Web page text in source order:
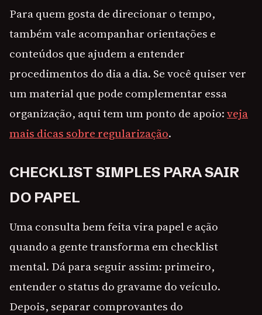
Para quem gosta de direcionar o tempo,
também vale acompanhar orientações e
conteúdos que ajudem a entender
procedimentos do dia a dia. Se você quiser ver
um material que pode complementar essa
organização, aqui tem um ponto de apoio:veja
mais dicas sobre regularização.
CHECKLIST SIMPLES PARA SAIR
DO PAPEL
Uma consulta bem feita vira papel e ação
quando a gente transforma em checklist
mental. Dá para seguir assim: primeiro,
entender o status do gravame do veículo.
Depois, separar comprovantes do